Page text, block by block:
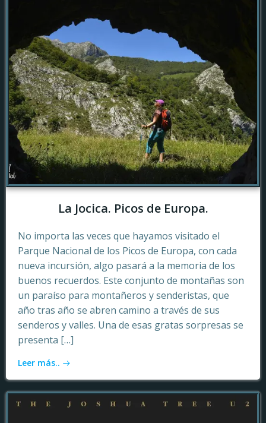
La Jocica. Picos de Europa.
No importa las veces que hayamos visitado el
Parque Nacional de los Picos de Europa, con cada
nueva incursión, algo pasará a la memoria de los
buenos recuerdos. Este conjunto de montañas son
un paraíso para montañeros y senderistas, que
año tras año se abren camino a través de sus
senderos y valles. Una de esas gratas sorpresas se
presenta […]
Leer más..